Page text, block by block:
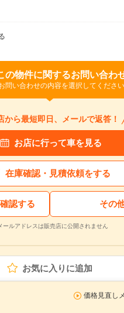
の物件に関するお問い合わ
問い合わせの内容を選択してください
から最短即日、メールで返答！
お店に行って車を見る
在庫確認・見積依頼をする
認する その
ルアドレスは販売店に公開されません
お気に入りに追加
価格見直し